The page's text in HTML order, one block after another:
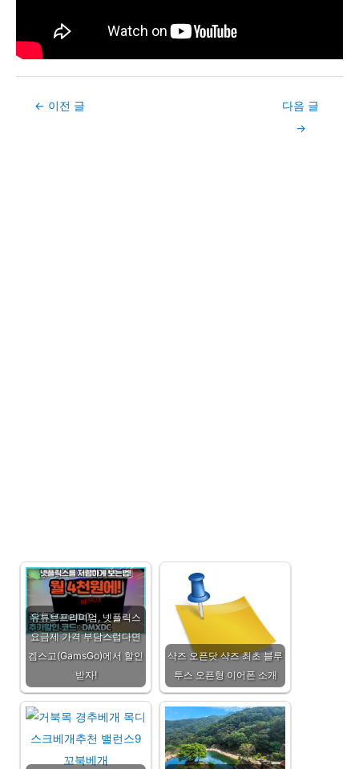
Post← 이전 글
다음 글
→
유튜브프리미엄, 넷플릭스
요금제 가격 부담스럽다면
겜스고(GamsGo)에서 할인
받자!
샥즈 오픈닷 샥즈 최초 블루
투스 오픈형 이어폰 소개